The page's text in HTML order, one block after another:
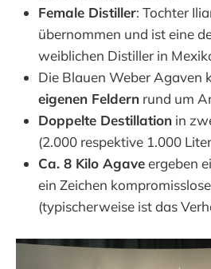
Female Distiller: Tochter
übernommen und ist eine
weiblichen Distiller in
Die Blauen Weber Agaven
eigenen Feldern rund um
Doppelte Destillation in
(2.000 respektive 1.000
Ca. 8 Kilo Agaveergeben
ein Zeichen
(typischerweise ist das